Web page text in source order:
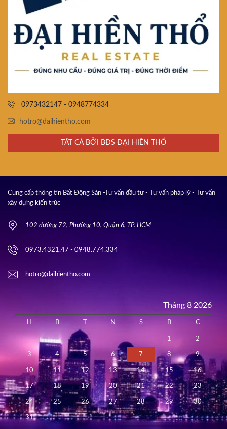
0973432147 - 0948774334
hotro@daihientho.com
TẤT CẢ BỞI BĐS ĐẠI HIỀN THỔ
Cung cấp thông tin Bất Động Sản -Tư vấn đầu tư - Tư vấn pháp lý - Tư vấn
xây dựng kiến trúc
102 đường 72, Phường 10, Quận 6, TP. HCM
0973.4321.47 - 0948.774.334
hotro@daihientho.com
Tháng 8 2026
H B N S B C
1 2
3 4 5 6 7 8 9
10 11 12 13 14 15 16
17 18 19 20 21 22 23
24 25 26 27 28 29 30
31